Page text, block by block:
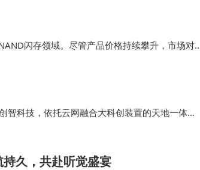
闪存领域。尽管产品价格持续攀升，市场对
与NAND闪存的短缺局面短期内难以缓解，
科技，依托云网融合大科创装置的天地一体卫
验证。这一突破性成果为远洋、极地等特殊场
久，共赴听觉盛宴